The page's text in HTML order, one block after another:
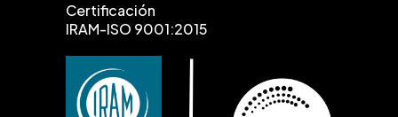
Certificación
IRAM-ISO 9001:2015